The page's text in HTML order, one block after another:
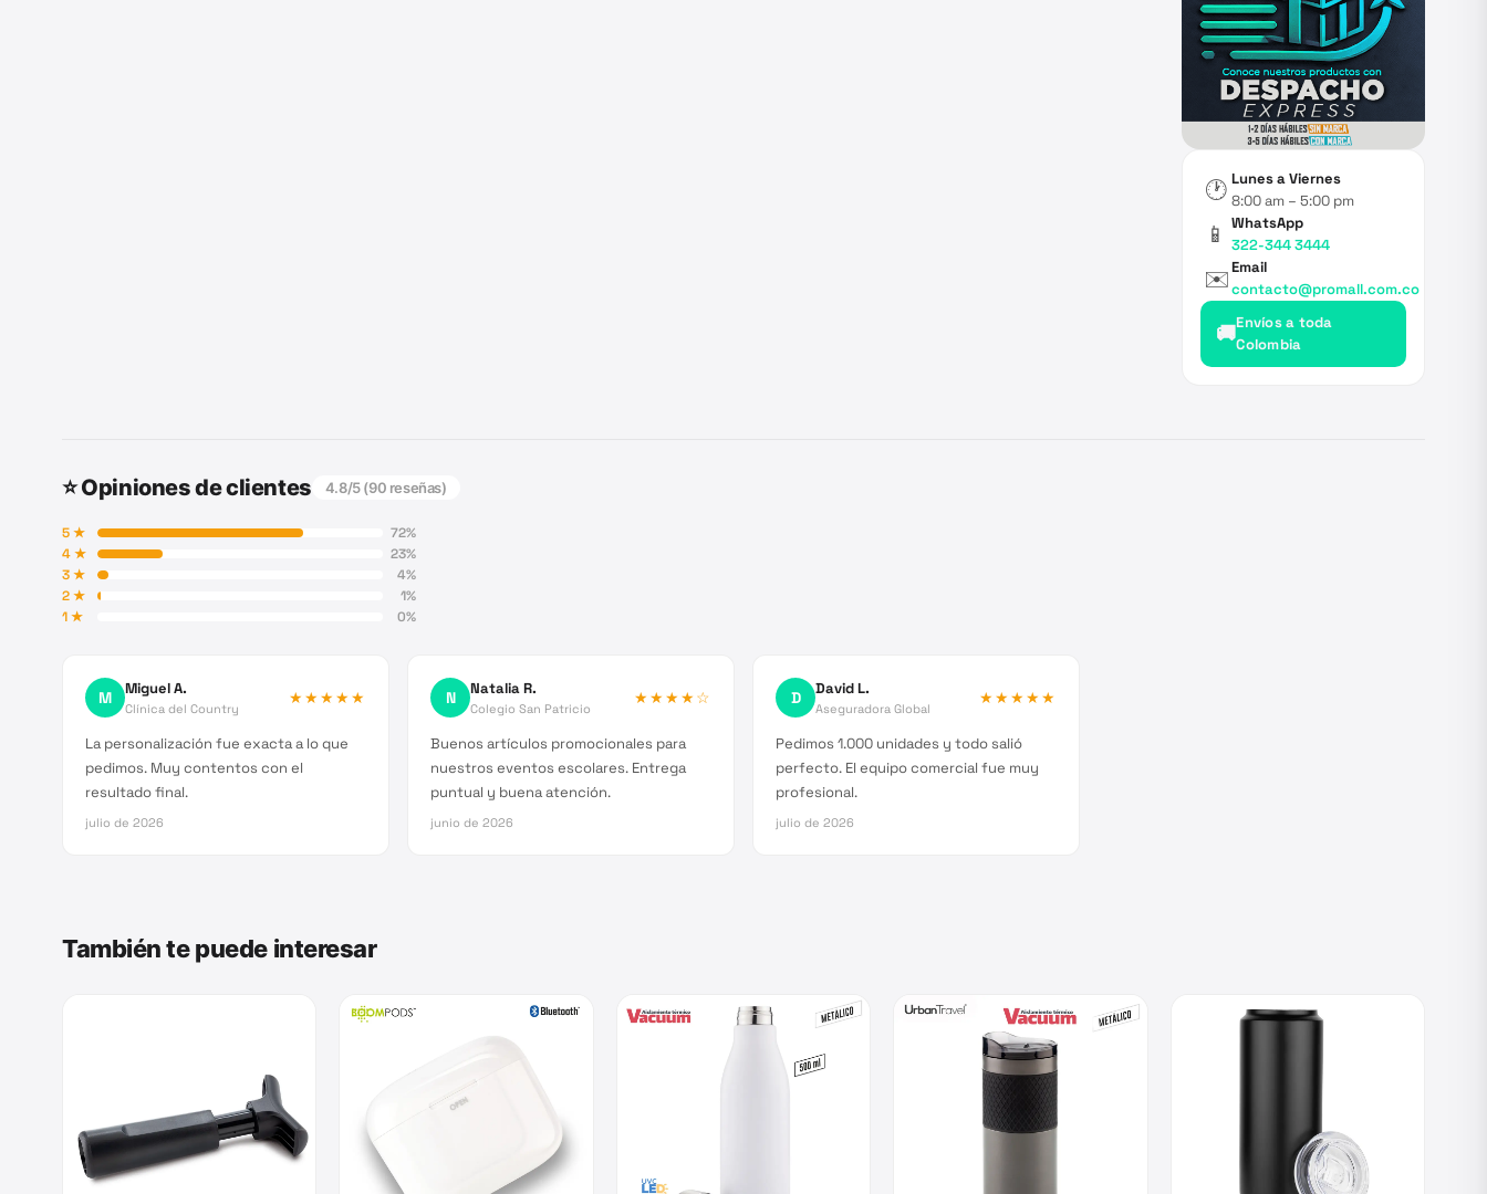
🕐 Lunes a Viernes
8:00 am – 5:00 pm
📱
WhatsApp
322-344 3444
✉️Email
contacto@promall.com.co
🚚Envíos a toda
Colombia
⭐ Opiniones de clientes 4.8/5 (90 reseñas)
5★ 72%
4★ 23%
3★ 4%
2★ 1%
1★ 0%
M Miguel A.
Clínica del Country
★★★★★
La personalización fue exacta a lo que
pedimos. Muy contentos con el
resultado final.
julio de 2026
N Natalia R.
Colegio San Patricio
★★★★☆
Buenos artículos promocionales para
nuestros eventos escolares. Entrega
puntual y buena atención.
junio de 2026
D David L.
Aseguradora Global
★★★★★
Pedimos 1.000 unidades y todo salió
perfecto. El equipo comercial fue muy
profesional.
julio de 2026
También te puede interesar